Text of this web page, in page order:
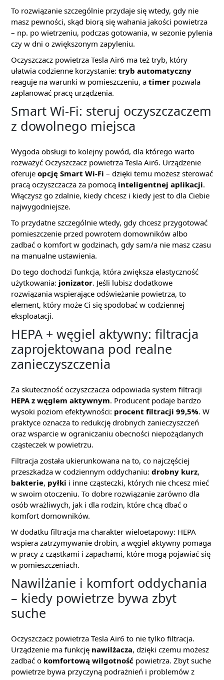
To rozwiązanie szczególnie przydaje się wtedy, gdy nie
masz pewności, skąd biorą się wahania jakości powietrza
– np. po wietrzeniu, podczas gotowania, w sezonie pylenia
czy w dni o zwiększonym zapyleniu.
Oczyszczacz powietrza Tesla Air6 ma też tryb, który
ułatwia codzienne korzystanie: tryb automatyczny
reaguje na warunki w pomieszczeniu, a timer pozwala
zaplanować pracę urządzenia.
Smart Wi‑Fi: steruj oczyszczaczem
z dowolnego miejsca
Wygoda obsługi to kolejny powód, dla którego warto
rozważyć Oczyszczacz powietrza Tesla Air6. Urządzenie
oferuje opcję Smart Wi‑Fi – dzięki temu możesz sterować
pracą oczyszczacza za pomocą inteligentnej aplikacji.
Włączysz go zdalnie, kiedy chcesz i kiedy jest to dla Ciebie
najwygodniejsze.
To przydatne szczególnie wtedy, gdy chcesz przygotować
pomieszczenie przed powrotem domowników albo
zadbać o komfort w godzinach, gdy sam/a nie masz czasu
na manualne ustawienia.
Do tego dochodzi funkcja, która zwiększa elastyczność
użytkowania: jonizator. Jeśli lubisz dodatkowe
rozwiązania wspierające odświeżanie powietrza, to
element, który może Ci się spodobać w codziennej
eksploatacji.
HEPA + węgiel aktywny: filtracja
zaprojektowana pod realne
zanieczyszczenia
Za skuteczność oczyszczacza odpowiada system filtracji
HEPA z węglem aktywnym. Producent podaje bardzo
wysoki poziom efektywności: procent filtracji 99,5%. W
praktyce oznacza to redukcję drobnych zanieczyszczeń
oraz wsparcie w ograniczaniu obecności niepożądanych
cząsteczek w powietrzu.
Filtracja została ukierunkowana na to, co najczęściej
przeszkadza w codziennym oddychaniu: drobny kurz,
bakterie, pyłki i inne cząsteczki, których nie chcesz mieć
w swoim otoczeniu. To dobre rozwiązanie zarówno dla
osób wrażliwych, jak i dla rodzin, które chcą dbać o
komfort domowników.
W dodatku filtracja ma charakter wieloetapowy: HEPA
wspiera zatrzymywanie drobin, a węgiel aktywny pomaga
w pracy z cząstkami i zapachami, które mogą pojawiać się
w pomieszczeniach.
Nawilżanie i komfort oddychania
– kiedy powietrze bywa zbyt
suche
Oczyszczacz powietrza Tesla Air6 to nie tylko filtracja.
Urządzenie ma funkcję nawilżacza, dzięki czemu możesz
zadbać o komfortową wilgotność powietrza. Zbyt suche
powietrze bywa przyczyną podrażnień i problemów z